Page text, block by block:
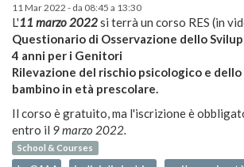
11 Mar 2022 - da 08:45 a 13:30
L'11 marzo 2022si terrà un corso RES (in
Questionario di Osservazione dello
4 anni per i Genitori
Rilevazione del rischio psicologico e
bambino in età prescolare.
Il corso è gratuito, ma l'iscrizione è
entro il 9 marzo 2022.
School & Courses